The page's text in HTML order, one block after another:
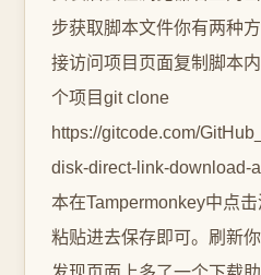
步获取脚本文件你有两种
接访问项目页面复制脚本
个项目git clone
https://gitcode.com/
disk-direct-link-download-
本在Tampermonkey中点
粘贴进去保存即可。刷新